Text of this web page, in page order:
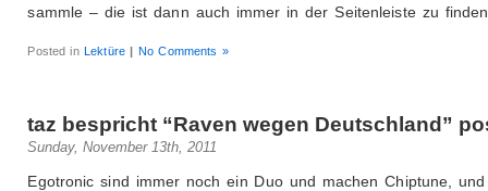
sammle – die ist dann auch immer in der Seitenleiste zu
Posted inLektüre | No Comments »
taz bespricht “Raven wegen Deutschland”
Sunday, November 13th, 2011
Egotronic sind immer noch ein Duo und machen Chiptune,